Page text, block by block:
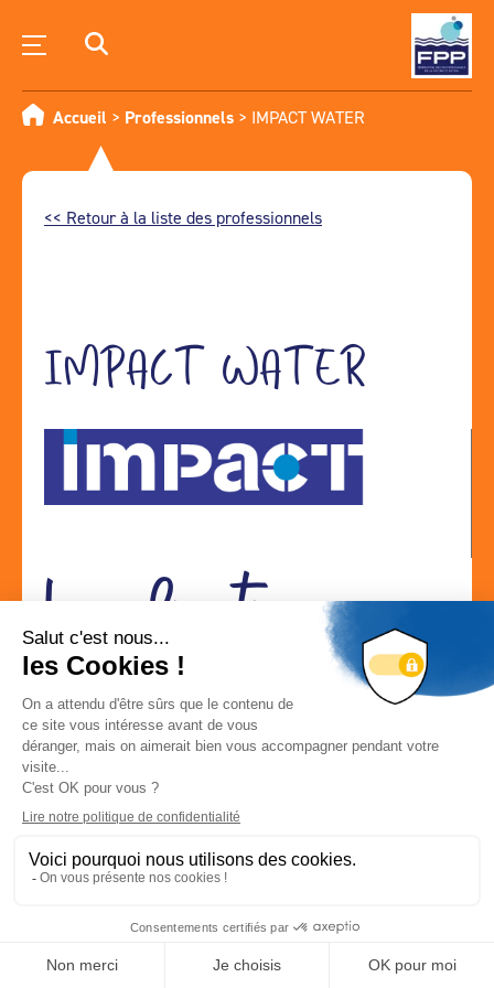
Accueil > Professionnels > IMPACT WATER
<< Retour à la liste des professionnels
IMPACT WATER
Localisation
ZI COURTINE 195 RUE PIERRE PARAF 84000 AVIGNON
Localiser la société
Site web
Visiter le site web
Déconnexion Mon compte